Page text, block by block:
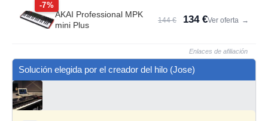
-7%
AKAI Professional MPK
mini Plus
144 € 134 €Ver oferta →
Enlaces de afiliación
Solución elegida por el creador del hilo (Jose)